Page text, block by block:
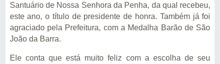
Santuário de Nossa Senhora da Penha, da qual recebeu,
este ano, o título de presidente de honra. Também já foi
agraciado pela Prefeitura, com a Medalha Barão de São
João da Barra.
Ele conta que está muito feliz com a escolha de seu